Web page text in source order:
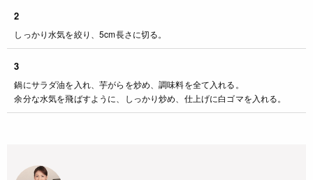
2
しっかり水気を絞り、5cm長さに切る。
3
鍋にサラダ油を入れ、芋がらを炒め、調味料を全て入れる。
余分な水気を飛ばすように、しっかり炒め、仕上げに白ゴマを入れる。